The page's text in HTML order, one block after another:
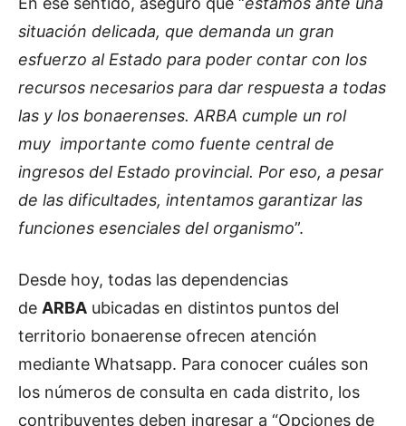
situación delicada, que demanda un gran
esfuerzo al Estado para poder contar con los
recursos necesarios para dar respuesta a todas
las y los bonaerenses. ARBA cumple un rol
muy importante como fuente central de
ingresos del Estado provincial. Por eso, a pesar
de las dificultades, intentamos garantizar las
funciones esenciales del organismo”.
Desde hoy, todas las dependencias
de ARBA ubicadas en distintos puntos del
territorio bonaerense ofrecen atención
mediante Whatsapp. Para conocer cuáles son
los números de consulta en cada distrito, los
contribuyentes deben ingresar a “Opciones de